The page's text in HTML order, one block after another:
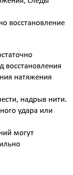
морщин
плазмы
RADIESSE (
моделирование
собственный
восстановление
восстановления
натяжения
надрыв нити.
удара или
могут